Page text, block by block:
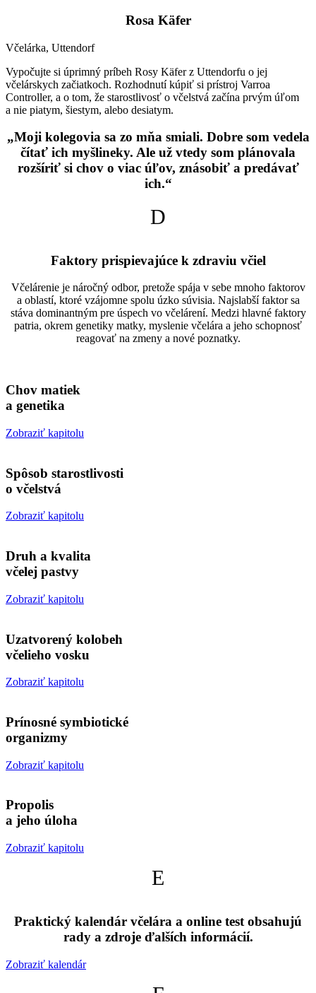
Rosa Käfer
Včelárka, Uttendorf
Vypočujte si úprimný príbeh Rosy Käfer z Uttendorfu o jej
včelárskych začiatkoch. Rozhodnutí kúpiť si prístroj Varroa
Controller, a o tom, že starostlivosť o včelstvá začína prvým úľom
a nie piatym, šiestym, alebo desiatym.
„Moji kolegovia sa zo mňa smiali. Dobre som vedela
čítať ich myšlineky. Ale už vtedy som plánovala
rozšíriť si chov o viac úľov, znásobiť a predávať
ich.“
D
Faktory prispievajúce k zdraviu včiel
Včelárenie je náročný odbor, pretože spája v sebe mnoho faktorov
a oblastí, ktoré vzájomne spolu úzko súvisia. Najslabší faktor sa
stáva dominantným pre úspech vo včelárení. Medzi hlavné faktory
patria, okrem genetiky matky, myslenie včelára a jeho schopnosť
reagovať na zmeny a nové poznatky.
Chov matiek
a genetika
Zobraziť kapitolu
Spôsob starostlivosti
o včelstvá
Zobraziť kapitolu
Druh a kvalita
včelej pastvy
Zobraziť kapitolu
Uzatvorený kolobeh
včelieho vosku
Zobraziť kapitolu
Prínosné symbiotické
organizmy
Zobraziť kapitolu
Propolis
a jeho úloha
Zobraziť kapitolu
E
Praktický kalendár včelára a online test obsahujú
rady a zdroje ďalších informácií.
Zobraziť kalendár